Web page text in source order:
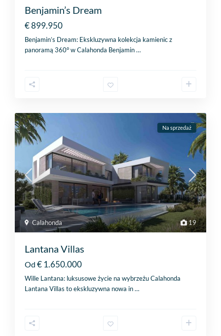
Benjamin’s Dream
€ 899.950
Benjamin’s Dream: Ekskluzywna kolekcja kamienic z
panoramą 360° w Calahonda Benjamin…
19
Calahonda
Na sprzedaż
Lantana Villas
Od € 1.650.000
Wille Lantana: luksusowe życie na wybrzeżu Calahonda
Lantana Villas to ekskluzywna nowa in…